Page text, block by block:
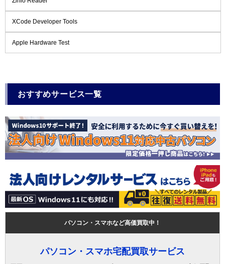
XCode Developer Tools
Apple Hardware Test
おすすめサービス一覧
パソコン・スマホなど高価買取中！
パソコン・スマホ宅配買取サービス